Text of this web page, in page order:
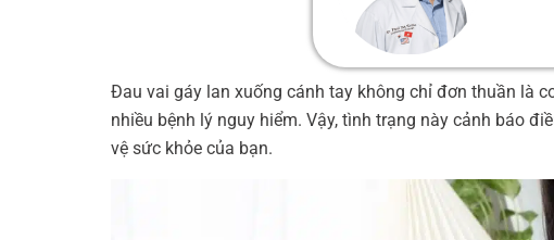
Đau vai gáy lan xuống cánh tay không chỉ đơn thuần là
nhiều bệnh lý nguy hiểm. Vậy, tình trạng này cảnh báo
vệ sức khỏe của bạn.